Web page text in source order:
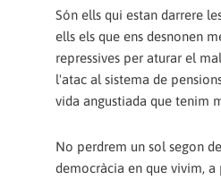
Són ells qui estan darrere
ells els que ens desnonen
repressives per aturar el
l'atac al sistema de
vida angustiada que tenim
No perdrem un sol segon
democràcia en que vivim,